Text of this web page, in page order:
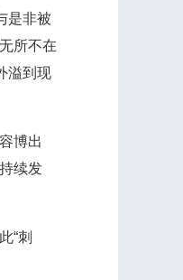
是非被
所不在
溢到现
博出
续发
“刺